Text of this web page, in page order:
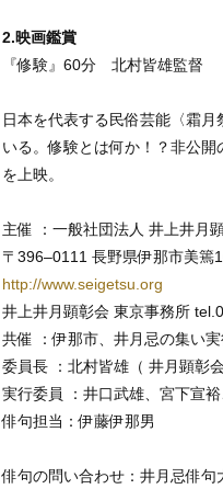
2.映画鑑賞
『修験』60分 北村皆雄監督
日本を代表する民俗芸能〈霜
いる。修験とは何か！？非公
を上映。
主催 ：一般社団法人 井上井月
〒396–0111 長野県伊那市美篶
http://www.seigetsu.org
井上井月顕彰会 東京事務所
共催 ：伊那市、井月忌の集い
委員長 ：北村皆雄（ 井月顕彰
実行委員 ：井口武雄、宮下宣
俳句担当：伊藤伊那男
俳句の問い合わせ：井月忌俳